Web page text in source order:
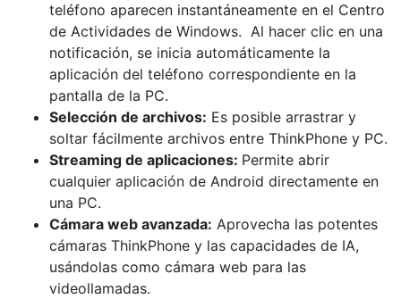
teléfono aparecen instantáneamente en el Centro
de Actividades de Windows. Al hacer clic en una
notificación, se inicia automáticamente la
aplicación del teléfono correspondiente en la
pantalla de la PC.
Selección de archivos: Es posible arrastrar y
soltar fácilmente archivos entre ThinkPhone y PC.
Streaming de aplicaciones: Permite abrir
cualquier aplicación de Android directamente en
una PC.
Cámara web avanzada: Aprovecha las potentes
cámaras ThinkPhone y las capacidades de IA,
usándolas como cámara web para las
videollamadas.